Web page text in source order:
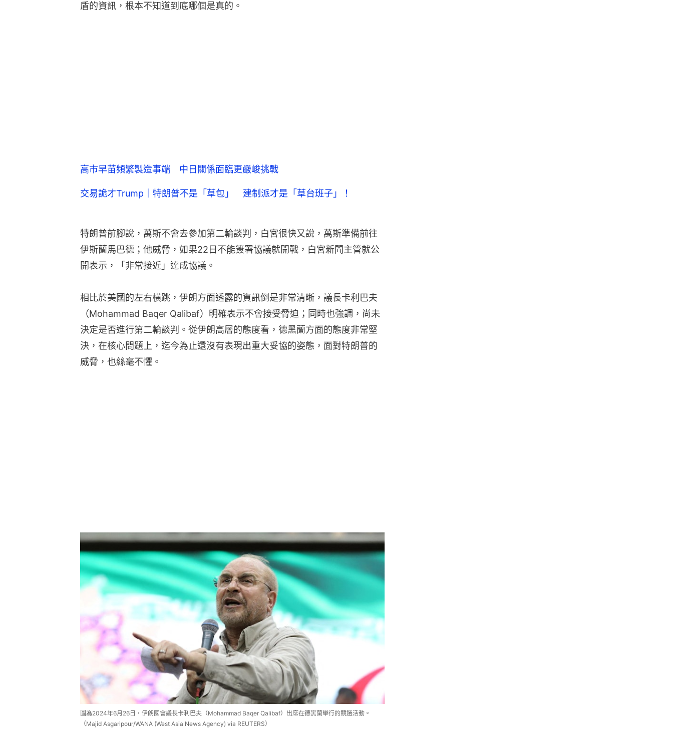
盾的資訊，根本不知道到底哪個是真的。
高市早苗頻繁製造事端 中日關係面臨更嚴峻挑戰
交易詭才Trump｜特朗普不是「草包」 建制派才是「草台班子」！
特朗普前腳說，萬斯不會去參加第二輪談判，白宮很快又說，萬斯準備前往
伊斯蘭馬巴德；他威脅，如果22日不能簽署協議就開戰，白宮新聞主管就公
開表示，「非常接近」達成協議。
相比於美國的左右橫跳，伊朗方面透露的資訊倒是非常清晰，議長卡利巴夫
（Mohammad Baqer Qalibaf）明確表示不會接受脅迫；同時也強調，尚未
決定是否進行第二輪談判。從伊朗高層的態度看，德黑蘭方面的態度非常堅
決，在核心問題上，迄今為止還沒有表現出重大妥協的姿態，面對特朗普的
威脅，也絲毫不懼。
圖為2024年6月26日，伊朗國會議長卡利巴夫（Mohammad Baqer Qalibaf）出席在德黑蘭舉行的競選活動。
（Majid Asgaripour/WANA (West Asia News Agency) via REUTERS）